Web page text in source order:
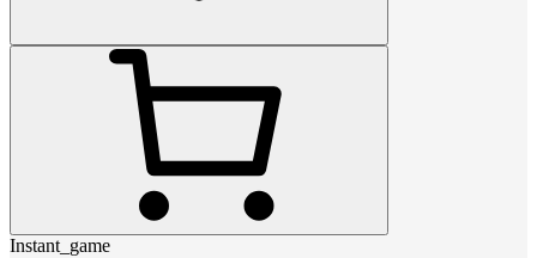
Instant_game